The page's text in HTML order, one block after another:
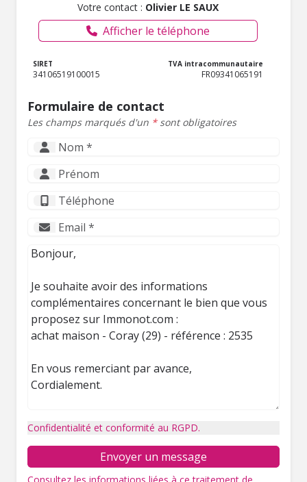
Votre contact : Olivier LE SAUX
Afficher le téléphone
SIRET
34106519100015
TVA intracommunautaire
FR09341065191
Formulaire de contact
Les champs marqués d'un *sont obligatoires
Confidentialité et conformité au RGPD.
Envoyer un message